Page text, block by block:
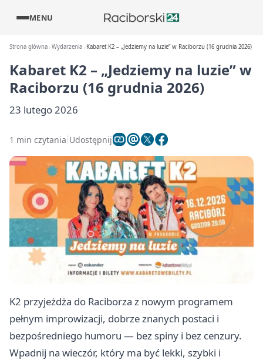
MENU
Strona główna Wydarzenia Kabaret K2 – „Jedziemy na luzie” w Raciborzu (16 grudnia 2026)
Kabaret K2 – „Jedziemy na luzie” w
Raciborzu (16 grudnia 2026)
23 lutego 2026
1 min czytania Udostępnij
K2 przyjeżdża do Raciborza z nowym programem
pełnym improwizacji, dobrze znanych postaci i
bezpośredniego humoru — bez spiny i bez cenzury.
Wpadnij na wieczór, który ma być lekki, szybki i